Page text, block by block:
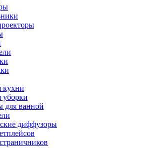
кухни
уборки
для ванной
диффузоры